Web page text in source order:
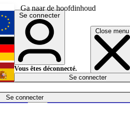
Ga naar de hoofdinhoud
Close menu
Se connecter
Économie
English
Deutsch
Español
Se connecter
Vous êtes déconnecté.
Se connecter